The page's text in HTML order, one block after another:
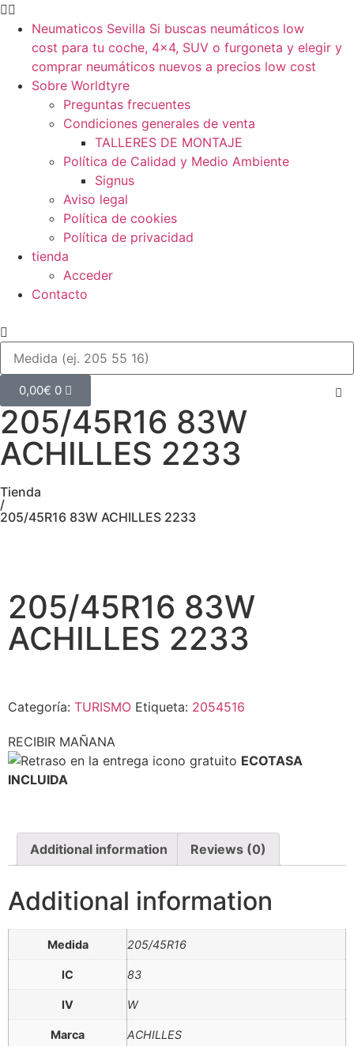
Neumaticos Sevilla Si buscas neumáticos low
cost para tu coche, 4×4, SUV o furgoneta y elegir y
comprar neumáticos nuevos a precios low cost
Sobre Worldtyre
Preguntas frecuentes
Condiciones generales de venta
TALLERES DE MONTAJE
Política de Calidad y Medio Ambiente
Signus
Aviso legal
Política de cookies
Política de privacidad
tienda
Acceder
Contacto
0,00€ 0
205/45R16 83W
ACHILLES 2233
Tienda
/
205/45R16 83W ACHILLES 2233
205/45R16 83W
ACHILLES 2233
Categoría: TURISMO Etiqueta: 2054516
RECIBIR MAÑANA
ECOTASA
INCLUIDA
Additional information Reviews (0)
Additional information
Medida 205/45R16
IC 83
IV W
Marca ACHILLES